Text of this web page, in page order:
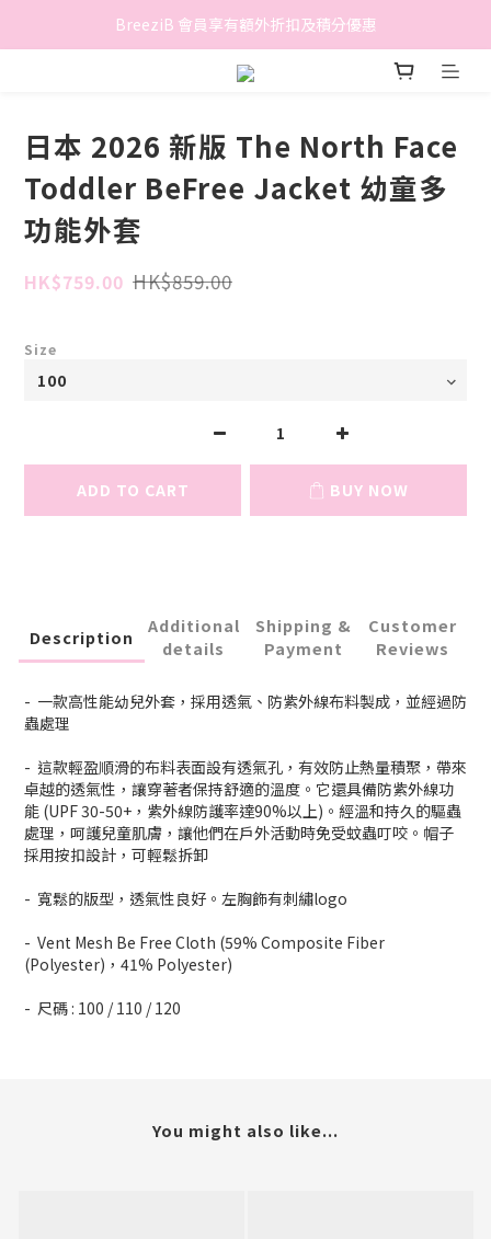
香港地區滿$500免費送貨 (離島區及偏遠地區除外)
BreeziB 會員享有額外折扣及積分優惠
香港地區滿$500免費送貨 (離島區及偏遠地區除外)
日本 2026 新版 The North Face
Toddler BeFree Jacket 幼童多
功能外套
HK$759.00 HK$859.00
Size
ADD TO CART BUY NOW
Description
Additional
details
Shipping &
Payment
Customer
Reviews
- 一款高性能幼兒外套，採用透氣、防紫外線布料製成，並經過防
蟲處理
- 這款輕盈順滑的布料表面設有透氣孔，有效防止熱量積聚，帶來
卓越的透氣性，讓穿著者保持舒適的溫度。它還具備防紫外線功
能 (UPF 30-50+，紫外線防護率達90%以上)。經溫和持久的驅蟲
處理，呵護兒童肌膚，讓他們在戶外活動時免受蚊蟲叮咬。帽子
採用按扣設計，可輕鬆拆卸
- 寬鬆的版型，透氣性良好。左胸飾有刺繡logo
- Vent Mesh Be Free Cloth (59% Composite Fiber
(Polyester)，41% Polyester)
- 尺碼 : 100 / 110 / 120
You might also like...